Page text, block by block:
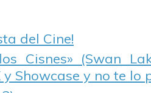
del Cine!
Cisnes» (Swan
Showcase y no te lo